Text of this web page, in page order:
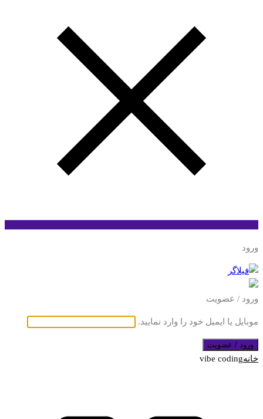
ورود
ورود / عضویت
موبایل یا ایمیل خود را وارد نمایید.
ورود / عضویت
خانهvibe coding